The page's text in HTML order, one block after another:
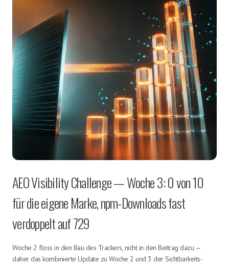
AEO Visibility Challenge — Woche 3: 0 von 10
für die eigene Marke, npm-Downloads fast
verdoppelt auf 729
Woche 2 floss in den Bau des Trackers, nicht in den Beitrag dazu —
daher das kombinierte Update zu Woche 2 und 3 der Sichtbarkeits-